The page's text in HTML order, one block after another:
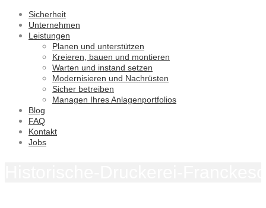
Sicherheit
Unternehmen
Leistungen
Planen und unterstützen
Kreieren, bauen und montieren
Warten und instand setzen
Modernisieren und Nachrüsten
Sicher betreiben
Managen Ihres Anlagenportfolios
Blog
FAQ
Kontakt
Jobs